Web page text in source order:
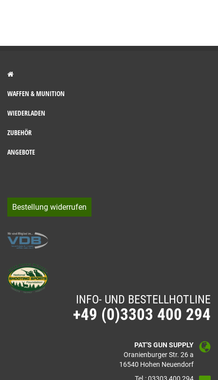
WAFFEN & MUNITION
WIEDERLADEN
ZUBEHÖR
ANGEBOTE
Bestellung widerrufen
INFO- UND BESTELLHOTLINE
+49 (0)3303 400 294
PAT'S GUN SUPPLY
Oranienburger Str. 26 a
16540 Hohen Neuendorf
Tel.: 03303 400 294